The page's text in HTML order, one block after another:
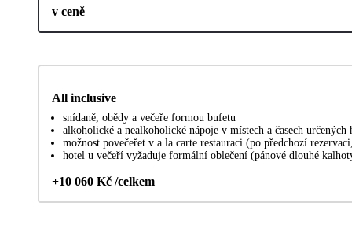
v ceně
All inclusive
snídaně, obědy a večeře formou bufetu
alkoholické a nealkoholické nápoje v místech a časech určených
možnost povečeřet v a la carte restauraci (po předchozí
hotel u večeří vyžaduje formální oblečení (pánové dlouhé
+10 060 Kč /celkem